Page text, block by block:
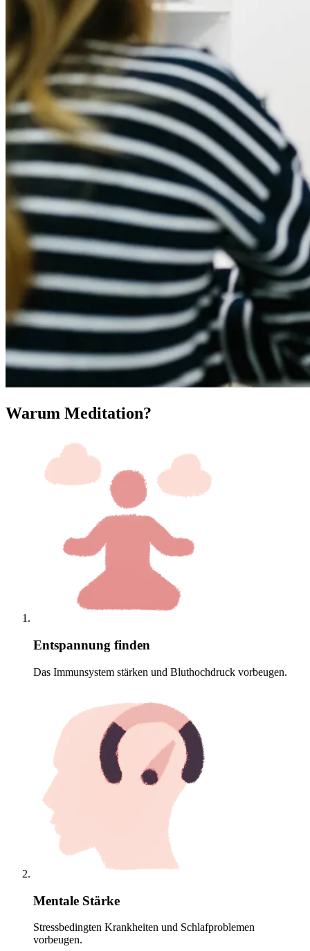
Warum Meditation?
Entspannung finden
Das Immunsystem stärken und Bluthochdruck vorbeugen.
Mentale Stärke
Stressbedingten Krankheiten und Schlafproblemen
vorbeugen.